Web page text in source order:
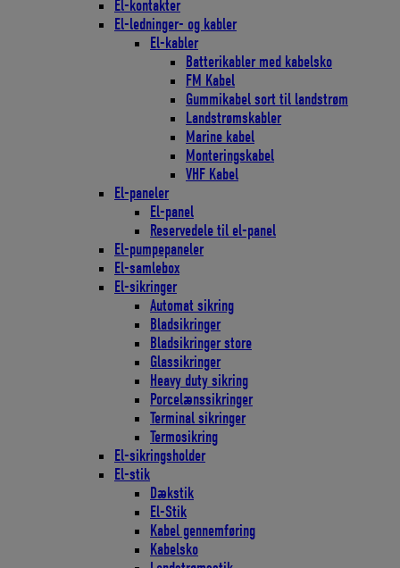
El-kontakter
El-ledninger- og kabler
El-kabler
Batterikabler med kabelsko
FM Kabel
Gummikabel sort til landstrøm
Landstrømskabler
Marine kabel
Monteringskabel
VHF Kabel
El-paneler
El-panel
Reservedele til el-panel
El-pumpepaneler
El-samlebox
El-sikringer
Automat sikring
Bladsikringer
Bladsikringer store
Glassikringer
Heavy duty sikring
Porcelænssikringer
Terminal sikringer
Termosikring
El-sikringsholder
El-stik
Dækstik
El-Stik
Kabel gennemføring
Kabelsko